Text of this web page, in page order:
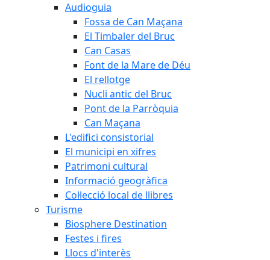
Audioguia
Fossa de Can Maçana
El Timbaler del Bruc
Can Casas
Font de la Mare de Déu
El rellotge
Nucli antic del Bruc
Pont de la Parròquia
Can Maçana
L'edifici consistorial
El municipi en xifres
Patrimoni cultural
Informació geogràfica
Col·lecció local de llibres
Turisme
Biosphere Destination
Festes i fires
Llocs d'interès